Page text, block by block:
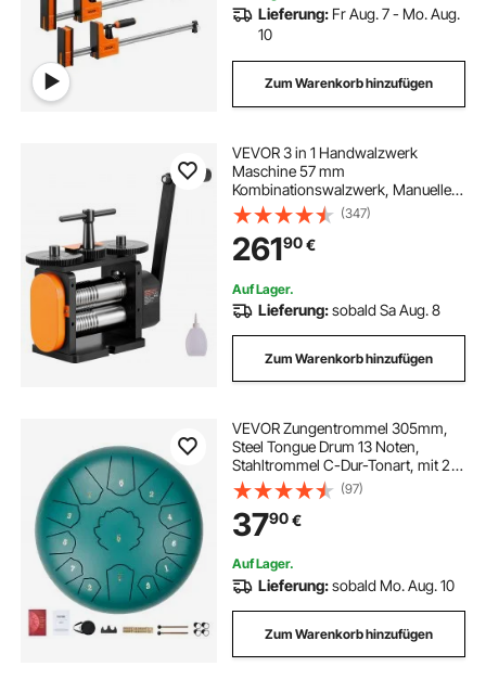
Lieferung: Fr Aug. 7 - Mo. Aug.
10
Zum Warenkorb hinzufügen
VEVOR 3 in 1 Handwalzwerk
Maschine 57 mm
Kombinationswalzwerk, Manueller
Walzwerk Schmuckwalzwerk
Einstellbare Dicke von 0 bis 5,5
mm, Handwalzwerk Maschine für
Platin / K-Gold / Messing /
Aluminium
(347)
26190€
Auf Lager.
Lieferung:sobald Sa Aug. 8
Zum Warenkorb hinzufügen
VEVOR Zungentrommel 305mm,
Steel Tongue Drum 13 Noten,
Stahltrommel C-Dur-Tonart, mit 2
Schlägeln & Tragetasche,
Handpan-Trommel,
Schlaginstrument für
Musikunterricht & Yoga, Grün
(97)
3790€
Auf Lager.
Lieferung:sobald Mo. Aug. 10
Zum Warenkorb hinzufügen